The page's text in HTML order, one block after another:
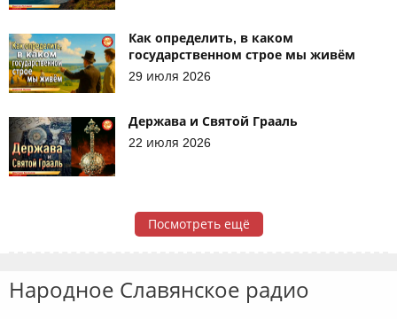
Как определить, в каком
государственном строе мы живём
29 июля 2026
Держава и Святой Грааль
22 июля 2026
Посмотреть ещё
Народное Славянское радио